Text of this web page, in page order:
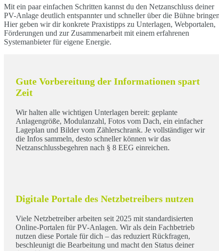
Mit ein paar einfachen Schritten kannst du den Netzanschluss deiner
PV-Anlage deutlich entspannter und schneller über die Bühne
Hier geben wir dir konkrete Praxistipps zu Unterlagen, Webportalen,
Förderungen und zur Zusammenarbeit mit einem erfahrenen
Systemanbieter für eigene Energie.
Gute Vorbereitung der Informationen spart
Zeit
Wir halten alle wichtigen Unterlagen bereit: geplante
Anlagengröße, Modulanzahl, Fotos vom Dach, ein einfacher
Lageplan und Bilder vom Zählerschrank. Je vollständiger wir
die Infos sammeln, desto schneller können wir das
Netzanschlussbegehren nach § 8 EEG einreichen.
Digitale Portale des Netzbetreibers nutzen
Viele Netzbetreiber arbeiten seit 2025 mit standardisierten
Online-Portalen für PV-Anlagen. Wir als dein Fachbetrieb
nutzen diese Portale für dich – das reduziert Rückfragen,
beschleunigt die Bearbeitung und macht den Status deiner